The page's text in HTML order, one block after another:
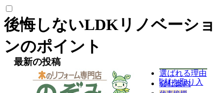
後悔しないLDKリノベーショ
ンのポイント
選ばれる理由
会社案内
最新の投稿
【無垢材の家で深呼吸】自然素材を取り入